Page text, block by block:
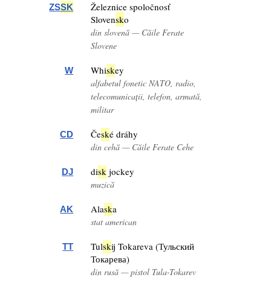
ZSSK
Železnice spoločnosť
Slovensko
din slovenă — Căile Ferate
Slovene
W Whiskey
alfabetul fonetic NATO, radio,
telecomunicații, telefon, armată,
militar
CD České dráhy
din cehă — Căile Ferate Cehe
DJ disk jockey
muzică
AK Alaska
stat american
TT Tulskij Tokareva (Тульский
Токарева)
din rusă — pistol Tula-Tokarev